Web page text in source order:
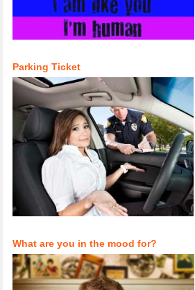
Parking Ticket
What are you in the mood for?